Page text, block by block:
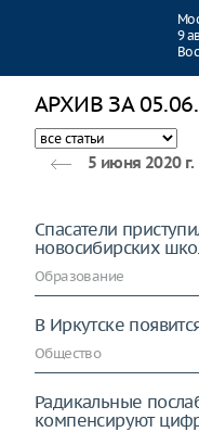
9
АРХИВ ЗА
5 июня 2020 г.
Спасатели
новосибирских
Образование
В Иркутске
Общество
Радикальные
компенсируют